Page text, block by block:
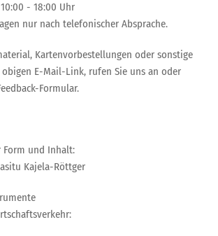
- 18:00 Uhr
nur nach telefonischer Absprache.
Kartenvorbestellungen oder sonstige
obigen E-Mail-Link, rufen Sie uns an oder
Formular.
und Inhalt:
Kajela-Röttger